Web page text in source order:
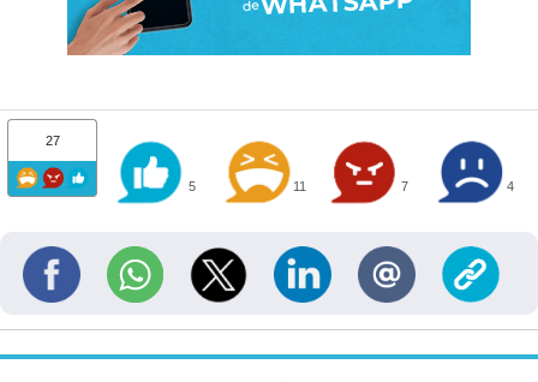
27
5 11 7 4